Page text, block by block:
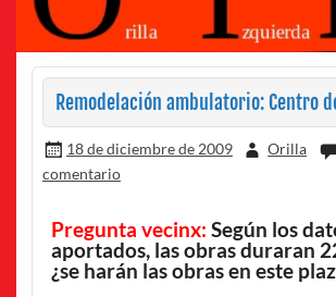
Remodelación ambulatorio: Centro
18 de diciembre de 2009 Orilla
comentario
Pregunta vecinx: Según los
aportados, las obras duraran
¿se harán las obras en este